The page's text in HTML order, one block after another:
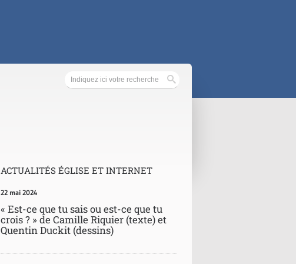
ACTUALITÉS ÉGLISE ET INTERNET
22 mai 2024
« Est-ce que tu sais ou est-ce que tu
crois ? » de Camille Riquier (texte) et
Quentin Duckit (dessins)